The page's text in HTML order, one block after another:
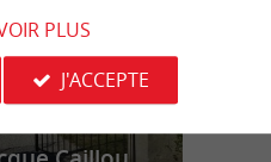
PLUS
J'ACCEPTE